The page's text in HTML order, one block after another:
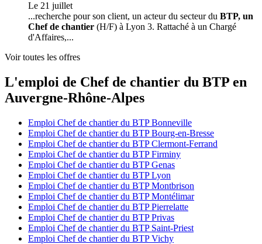
Le 21 juillet
...recherche pour son client, un acteur du secteur du BTP, un
Chef de chantier (H/F) à Lyon 3. Rattaché à un Chargé
d'Affaires,...
Voir toutes les offres
L'emploi de Chef de chantier du BTP en
Auvergne-Rhône-Alpes
Emploi Chef de chantier du BTP Bonneville
Emploi Chef de chantier du BTP Bourg-en-Bresse
Emploi Chef de chantier du BTP Clermont-Ferrand
Emploi Chef de chantier du BTP Firminy
Emploi Chef de chantier du BTP Genas
Emploi Chef de chantier du BTP Lyon
Emploi Chef de chantier du BTP Montbrison
Emploi Chef de chantier du BTP Montélimar
Emploi Chef de chantier du BTP Pierrelatte
Emploi Chef de chantier du BTP Privas
Emploi Chef de chantier du BTP Saint-Priest
Emploi Chef de chantier du BTP Vichy